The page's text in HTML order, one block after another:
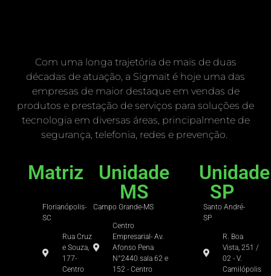
Com uma longa trajetória de mais de duas
décadas de atuação, a Sigmait é hoje uma das
empresas de maior destaque em vendas de
produtos e prestação de serviços para soluções de
tecnologia em diversas áreas, principalmente de
segurança, telefonia, redes e prevenção.
Matriz
Unidade
MS
Unidade
SP
Florianópolis-
SC
Rua Cruz
e Souza,
177-
Centro
Campo Grande-MS
Centro
Empresarial- Av.
Afonso Pena
N°2440 sala 62 e
152 - Centro
Santo André-
SP
R. Boa
Vista, 251 /
02 - V.
Camilópolis